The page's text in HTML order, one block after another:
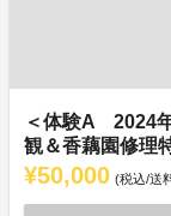
＜体験A 2024
観＆香藕園修理
¥50,000 (税込/送